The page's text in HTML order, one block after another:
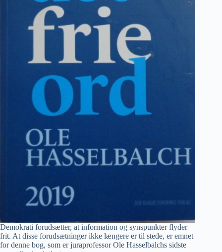
Demokrati forudsætter, at information og synspunkter flyder
frit. At disse forudsætninger ikke længere er til stede, er emnet
for denne bog, som er juraprofessor Ole Hasselbalchs sidste